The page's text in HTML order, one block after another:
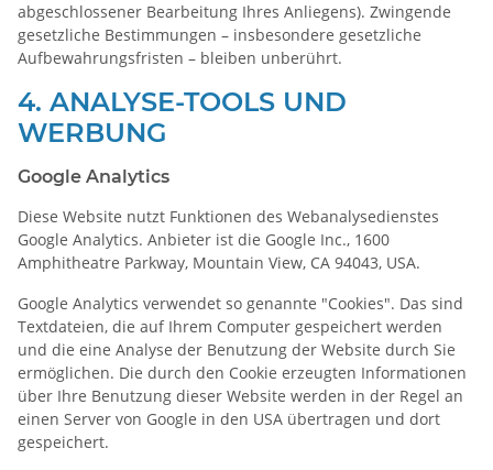
abgeschlossener Bearbeitung Ihres Anliegens). Zwingende
gesetzliche Bestimmungen – insbesondere gesetzliche
Aufbewahrungsfristen – bleiben unberührt.
4. ANALYSE-TOOLS UND
WERBUNG
Google Analytics
Diese Website nutzt Funktionen des Webanalysedienstes
Google Analytics. Anbieter ist die Google Inc., 1600
Amphitheatre Parkway, Mountain View, CA 94043, USA.
Google Analytics verwendet so genannte "Cookies". Das sind
Textdateien, die auf Ihrem Computer gespeichert werden
und die eine Analyse der Benutzung der Website durch Sie
ermöglichen. Die durch den Cookie erzeugten Informationen
über Ihre Benutzung dieser Website werden in der Regel an
einen Server von Google in den USA übertragen und dort
gespeichert.